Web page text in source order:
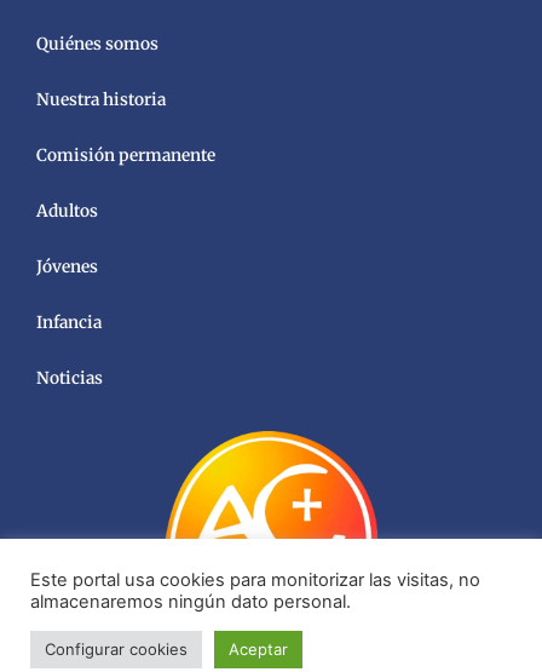
Quiénes somos
Nuestra historia
Comisión permanente
Adultos
Jóvenes
Infancia
Noticias
Este portal usa cookies para monitorizar las visitas, no
almacenaremos ningún dato personal.
Configurar cookies Aceptar